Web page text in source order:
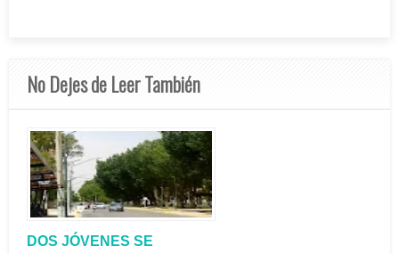
No Dejes de Leer También
DOS JÓVENES SE